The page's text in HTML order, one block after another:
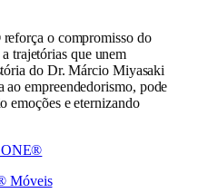
reforça o compromisso do
trajetórias que unem
do Dr. Márcio Miyasaki
ao empreendedorismo, pode
emoções e eternizando
Móveis